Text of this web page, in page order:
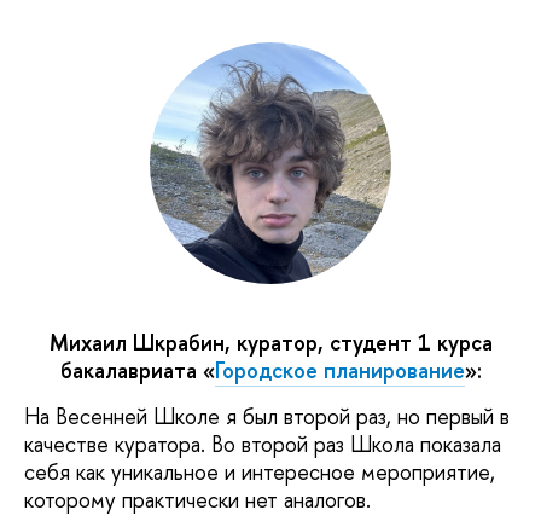
Михаил Шкрабин, куратор, студент 1 курса
бакалавриата «Городское планирование»:
На Весенней Школе я был второй раз, но первый в
качестве куратора. Во второй раз Школа показала
себя как уникальное и интересное мероприятие,
которому практически нет аналогов.